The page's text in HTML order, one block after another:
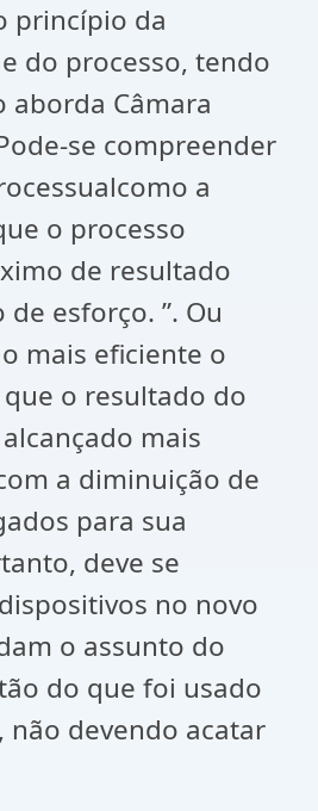
princípio da
do processo, tendo
aborda Câmara
se compreender
a
o processo
de resultado
esforço. ”. Ou
mais eficiente o
o resultado do
mais
a diminuição de
para sua
deve se
no novo
o assunto do
do que foi usado
não devendo acatar